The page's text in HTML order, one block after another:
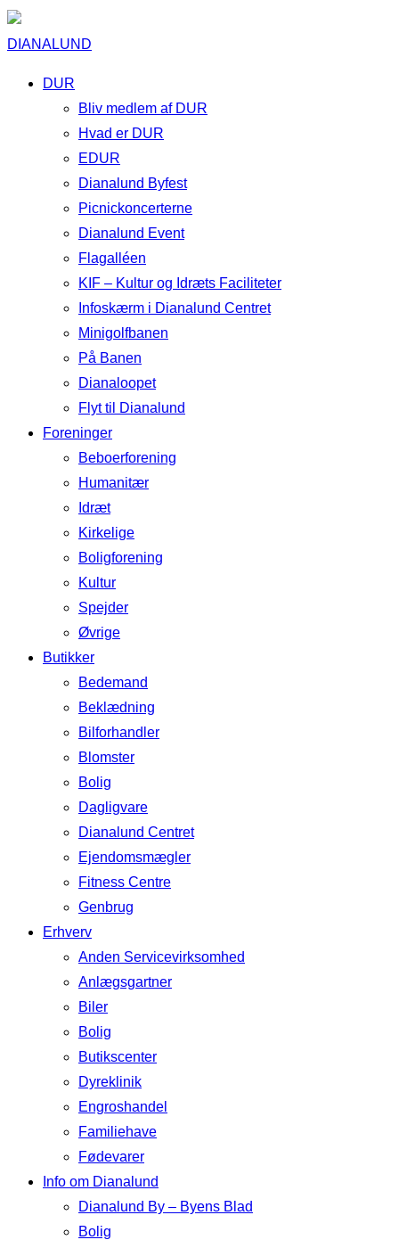
DIANALUND
DUR
Bliv medlem af DUR
Hvad er DUR
EDUR
Dianalund Byfest
Picnickoncerterne
Dianalund Event
Flagalléen
KIF – Kultur og Idræts Faciliteter
Infoskærm i Dianalund Centret
Minigolfbanen
På Banen
Dianaloopet
Flyt til Dianalund
Foreninger
Beboerforening
Humanitær
Idræt
Kirkelige
Boligforening
Kultur
Spejder
Øvrige
Butikker
Bedemand
Beklædning
Bilforhandler
Blomster
Bolig
Dagligvare
Dianalund Centret
Ejendomsmægler
Fitness Centre
Genbrug
Erhverv
Anden Servicevirksomhed
Anlægsgartner
Biler
Bolig
Butikscenter
Dyreklinik
Engroshandel
Familiehave
Fødevarer
Info om Dianalund
Dianalund By – Byens Blad
Bolig